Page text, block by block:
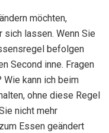
möchten,
lassen. Wenn Sie
befolgen
Second inne. Fragen
kann ich beim
ohne diese Regel
nicht mehr
Essen geändert